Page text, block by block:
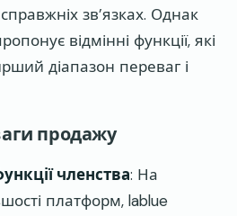
зв’язках. Однак
відмінні функції, які
діапазон переваг і
продажу
членства: На
платформ, lablue